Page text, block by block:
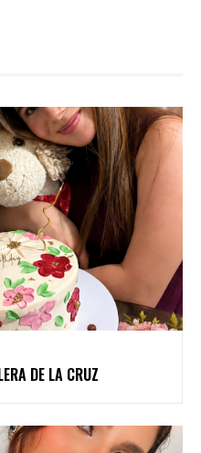
DE LA CRUZ